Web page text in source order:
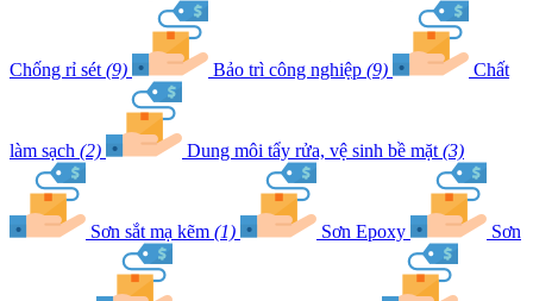
Chống rỉ sét (9) Bảo trì công nghiệp (9) Chất
làm sạch (2) Dung môi tẩy rửa, vệ sinh bề mặt (3)
Sơn sắt mạ kẽm (1) Sơn Epoxy Sơn